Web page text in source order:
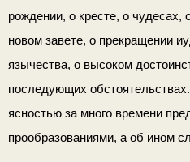
рождении, о кресте, о чудесах,
новом завете, о прекращении
язычества, о высоком
последующих
ясностью за много времени
прообразованиями, а об ином